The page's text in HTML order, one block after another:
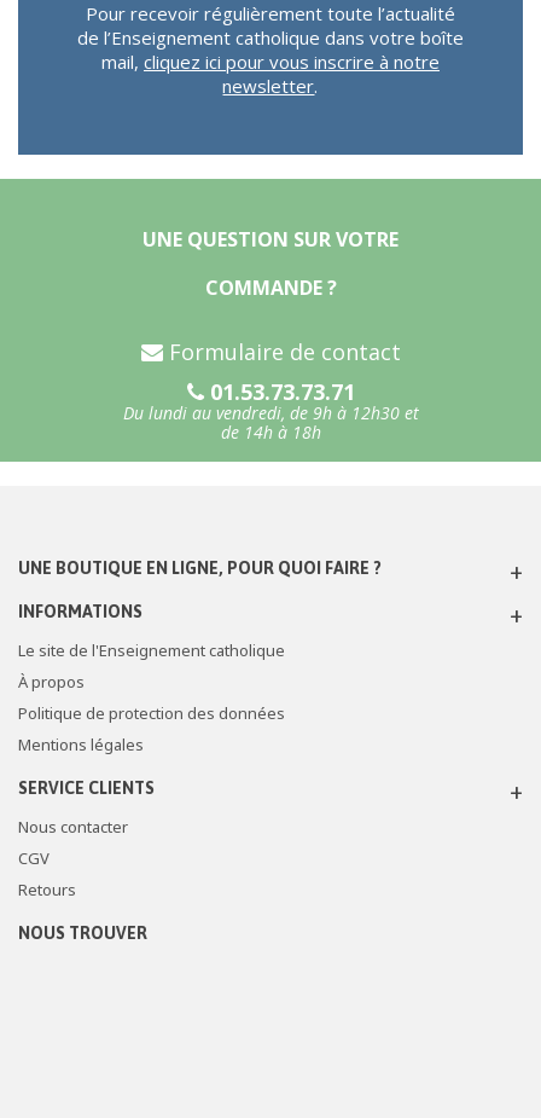
Pour recevoir régulièrement toute l’actualité
de l’Enseignement catholique dans votre boîte
mail, cliquez ici pour vous inscrire à notre
newsletter.
UNE QUESTION SUR VOTRE
COMMANDE ?
Formulaire de contact
01.53.73.73.71
Du lundi au vendredi, de 9h à 12h30 et
de 14h à 18h
UNE BOUTIQUE EN LIGNE, POUR QUOI FAIRE ?
INFORMATIONS
Le site de l'Enseignement catholique
À propos
Politique de protection des données
Mentions légales
SERVICE CLIENTS
Nous contacter
CGV
Retours
NOUS TROUVER